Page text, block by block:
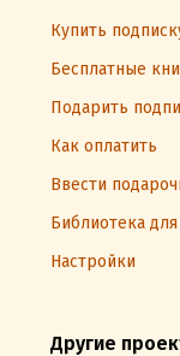
Купить
Бесплатные
Подарить
Как оплатить
Ввести
Библиотека
Настройки
Другие